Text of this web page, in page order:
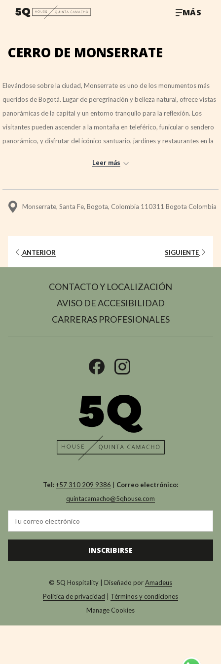
MÁS
CERRO DE MONSERRATE
Elevándose sobre la ciudad, Monserrate es uno de los monumentos más
queridos de Bogotá. Lugar de peregrinación y belleza natural, ofrece vistas
panorámicas de la capital y un entorno tranquilo para la reflexión. Los
visitantes pueden ascender a la montaña en teleférico, funicular o sendero
panorámico, y disfrutar del icónico santuario, jardines y restaurantes en la
Leer más
Monserrate, Santa Fe, Bogota, Colombia 110311 Bogota Colombia
ANTERIOR SIGUIENTE
CONTACTO Y LOCALIZACIÓN
AVISO DE ACCESIBILIDAD
CARRERAS PROFESIONALESABRE
Tel:+57 310 209 9386
Correo electrónico:
quintacamacho@5qhouse.com
INSCRIBIRSE
© 5Q Hospitality | Diseñado porAmadeus
Política de privacidad
Términos y condiciones
Manage Cookies